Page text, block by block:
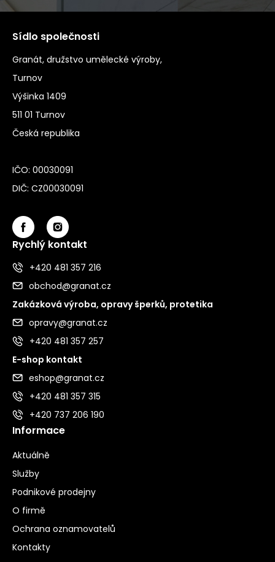
Sídlo společnosti
Granát, družstvo umělecké výroby,
Turnov
Výšinka 1409
511 01 Turnov
Česká republika
IČO: 00030091
DIČ: CZ00030091
Rychlý kontakt
+420 481 357 216
obchod@granat.cz
Zakázková výroba, opravy šperků, protetika
opravy@granat.cz
+420 481 357 257
E-shop kontakt
eshop@granat.cz
+420 481 357 315
+420 737 206 190
Informace
Aktuálně
Služby
Podnikové prodejny
O firmě
Ochrana oznamovatelů
Kontakty